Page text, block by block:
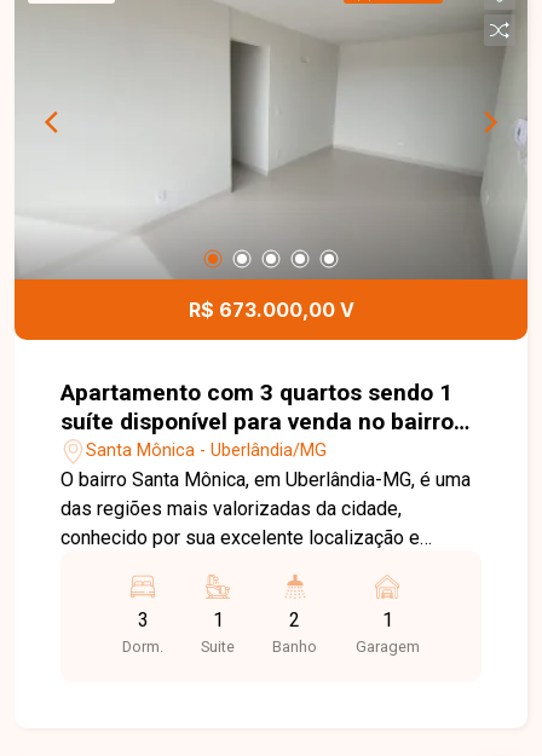
R$ 673.000,00 V
Apartamento com 3 quartos sendo 1
suíte disponível para venda no bairro
Santa Mônica em Uberlândia-MG
Santa Mônica - Uberlândia/MG
O bairro Santa Mônica, em Uberlândia-MG, é uma
das regiões mais valorizadas da cidade,
conhecido por sua excelente localização e
fácil acesso a importantes vias, além de contar
com ampla variedade de comércios, serviços,
escolas, supermercados e opções de lazer,
3
Dorm.
1
Suite
2
Banho
1
Garagem